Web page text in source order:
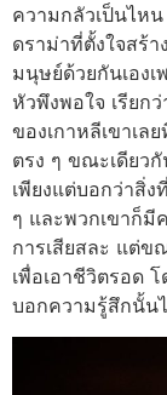
ความกลัวเป็นไห
ดราม่าที่ตั้งใจสร้
มนุษย์ด้วยกันเองเ
หัวพึงพอใจ เรียก
ของเกาหลีเขาเล
ตรง ๆ ขณะเดียวกั
เพียงแต่บอกว่าสิ่ง
ๆ และพวกเขาก็มี
การเสียสละ แต่ข
เพื่อเอาชีวิตรอด
บอกความรู้สึกนั้น